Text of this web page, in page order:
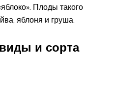
Плоды такого
яблоня и груша.
и сорта